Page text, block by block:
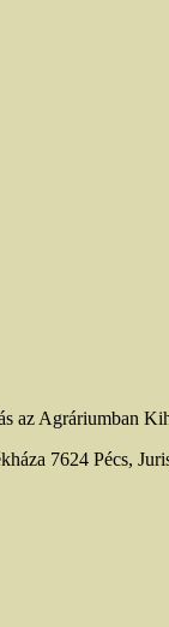
az Agráriumban
7624 Pécs,